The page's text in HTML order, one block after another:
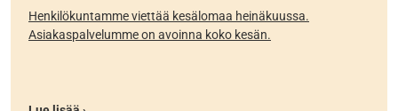
Henkilökuntamme viettää kesälomaa heinäkuussa.
Asiakaspalvelumme on avoinna koko kesän.